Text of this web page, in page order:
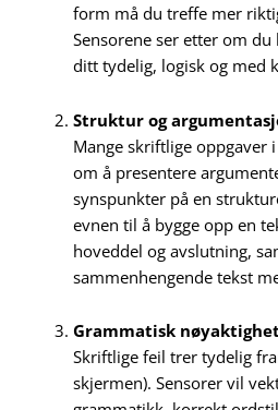
form må du treffe mer
Sensorene ser etter om
ditt tydelig, logisk og med
Struktur og
Mange skriftlige oppgaver
om å presentere
synspunkter på en
evnen til å bygge opp en
hoveddel og avslutning,
sammenhengende tekst
Grammatisk nøyaktighet
Skriftlige feil trer tydelig
skjermen). Sensorer vil